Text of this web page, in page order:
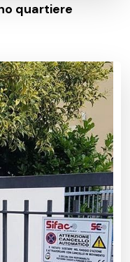
quartiere